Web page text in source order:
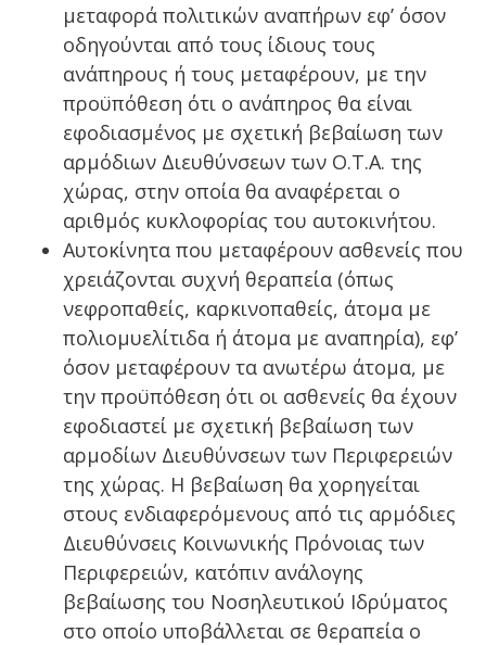
μεταφορά πολιτικών αναπήρων εφ’ όσον
οδηγούνται από τους ίδιους τους
ανάπηρους ή τους μεταφέρουν, με την
προϋπόθεση ότι ο ανάπηρος θα είναι
εφοδιασμένος με σχετική βεβαίωση των
αρμόδιων Διευθύνσεων των Ο.Τ.Α. της
χώρας, στην οποία θα αναφέρεται ο
αριθμός κυκλοφορίας του αυτοκινήτου.
Αυτοκίνητα που μεταφέρουν ασθενείς που
χρειάζονται συχνή θεραπεία (όπως
νεφροπαθείς, καρκινοπαθείς, άτομα με
πολιομυελίτιδα ή άτομα με αναπηρία), εφ’
όσον μεταφέρουν τα ανωτέρω άτομα, με
την προϋπόθεση ότι οι ασθενείς θα έχουν
εφοδιαστεί με σχετική βεβαίωση των
αρμοδίων Διευθύνσεων των Περιφερειών
της χώρας. Η βεβαίωση θα χορηγείται
στους ενδιαφερόμενους από τις αρμόδιες
Διευθύνσεις Κοινωνικής Πρόνοιας των
Περιφερειών, κατόπιν ανάλογης
βεβαίωσης του Νοσηλευτικού Ιδρύματος
στο οποίο υποβάλλεται σε θεραπεία ο